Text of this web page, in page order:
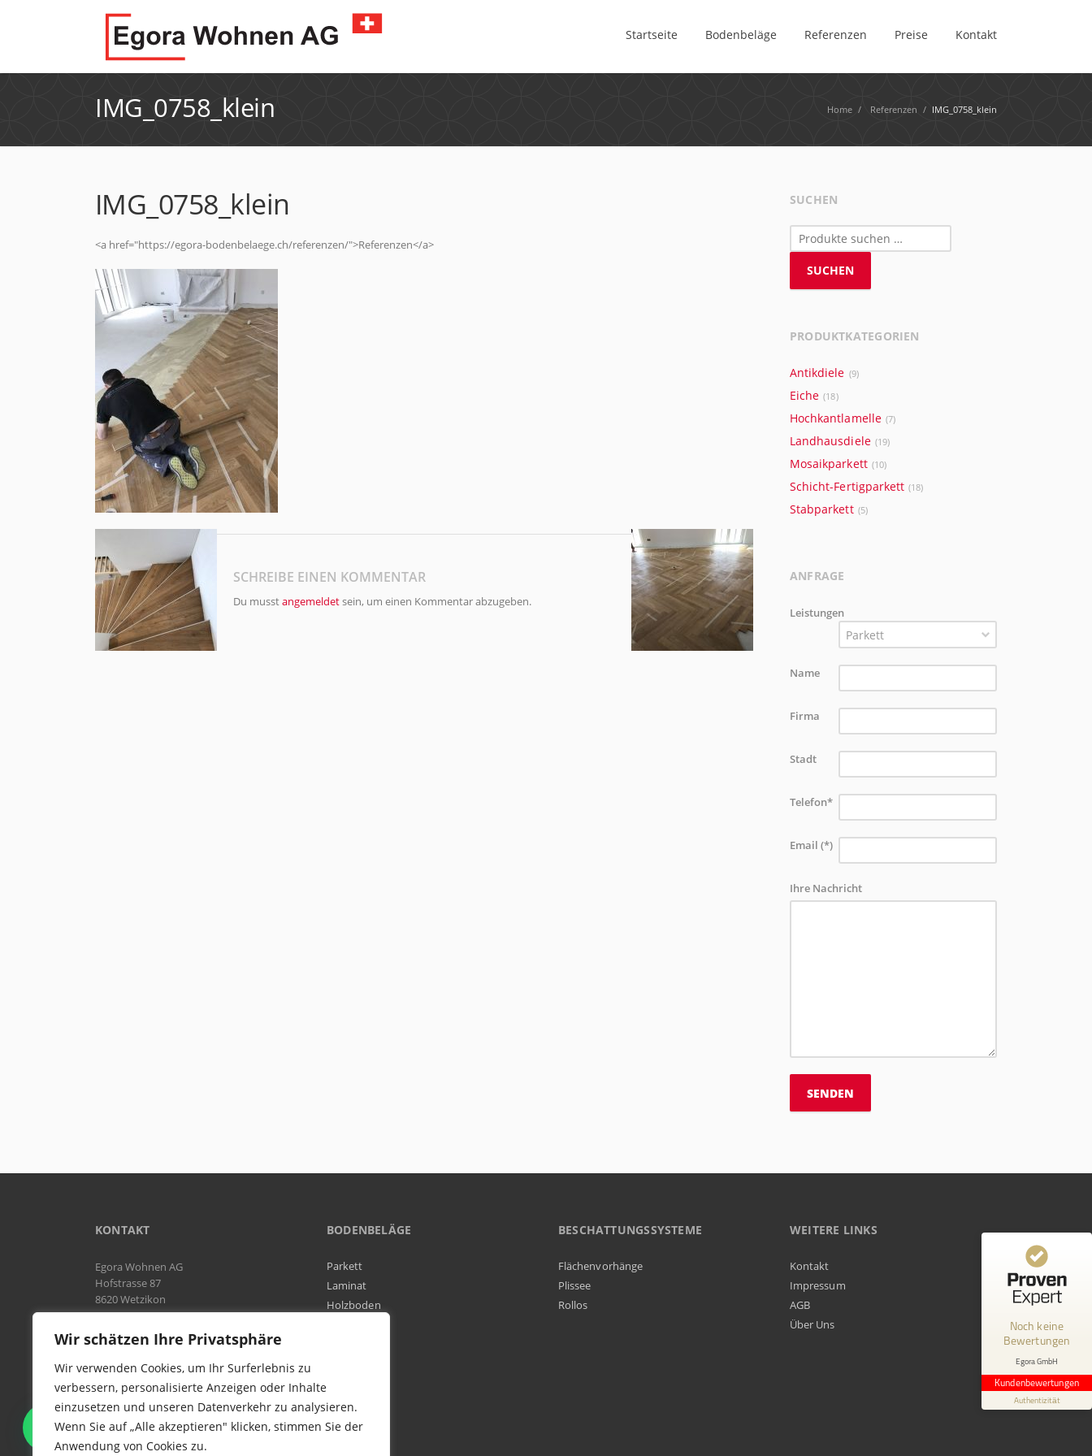
Wir schätzen Ihre Privatsphäre
Wir verwenden Cookies, um Ihr Surferlebnis zu
verbessern, personalisierte Anzeigen oder Inhalte
einzusetzen und unseren Datenverkehr zu analysieren.
Wenn Sie auf „Alle akzeptieren" klicken, stimmen Sie der
Anwendung von Cookies zu.
Startseite Bodenbeläge Referenzen Preise Kontakt
Home / Referenzen / IMG_0758_klein
IMG_0758_klein
IMG_0758_klein
<a href="https://egora-bodenbelaege.ch/referenzen/">Referenzen</a>
SCHREIBE EINEN KOMMENTAR
Du musstangemeldetsein, um einen Kommentar abzugeben.
SUCHEN
Suchen
nach:
SUCHEN
PRODUKTKATEGORIEN
Antikdiele (9)
Eiche (18)
Hochkantlamelle (7)
Landhausdiele (19)
Mosaikparkett (10)
Schicht-Fertigparkett (18)
Stabparkett (5)
ANFRAGE
Leistungen
Parkett
Name
Firma
Stadt
Telefon*
Email (*)
Ihre Nachricht
KONTAKT
Egora Wohnen AG
Hofstrasse 87
8620 Wetzikon
Natel:
076 566 38 92
Tel:044 954 25 61
Mail:info@egora-bodenbelaege.ch
BODENBELÄGE
Parkett
Laminat
Holzboden
BESCHATTUNGSSYSTEME
Flächenvorhänge
Plissee
Rollos
WEITERE LINKS
Kontakt
Impressum
AGB
Über Uns
WIR SIND IN DER GESAMTEN
SCHWEIZ TÄTIG
Noch keine
Bewertungen
Egora GmbH
Kundenbewertungen
Authentizität
Kundenbewertungen und Erfahrungen zu
Erfahren Sie mehr über dieses Bewertungssiegel
1.1.1970